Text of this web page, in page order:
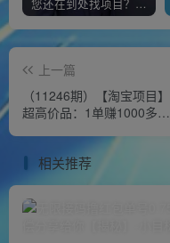
您还在到处找项目？还在当韭菜？我靠经营“一个小目标网创商城”年入百W+，曾经我也负债累累!
上一篇
（11246期）【淘宝项目】
超高价品：1单赚1000多，0
相关推荐